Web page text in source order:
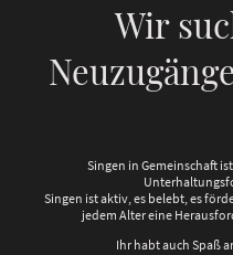
Wir
Singen in Gemeinschaft
Singen ist aktiv, es belebt, es
jedem Alter eine
Ihr habt auch Spaß